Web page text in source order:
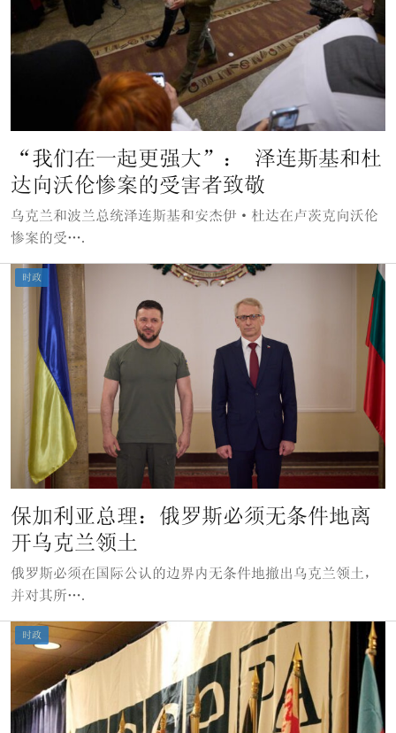
“我们在一起更强大”： 泽连斯基和杜
达向沃伦惨案的受害者致敬
乌克兰和波兰总统泽连斯基和安杰伊·杜达在卢茨克向沃伦
惨案的受….
时政
保加利亚总理：俄罗斯必须无条件地离
开乌克兰领土
俄罗斯必须在国际公认的边界内无条件地撤出乌克兰领土，
并对其所….
时政